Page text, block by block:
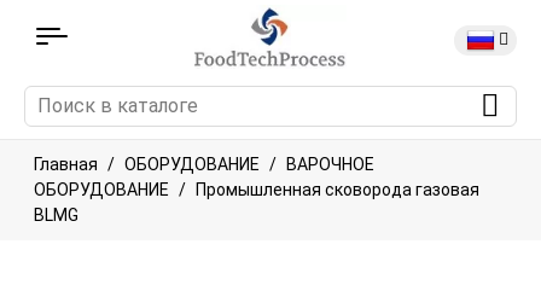
Главная ОБОРУДОВАНИЕ
ВАРОЧНОЕ
ОБОРУДОВАНИЕ
Промышленная сковорода газовая
BLMG